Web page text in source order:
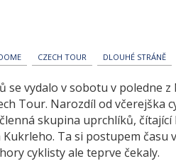
CZECH TOUR DLOUHÉ STRÁNĚ
se vydalo v sobotu v poledne
Tour. Narozdíl od včerejška
skupina uprchlíků,
Ta si postupem času
cyklisty ale teprve čekaly.